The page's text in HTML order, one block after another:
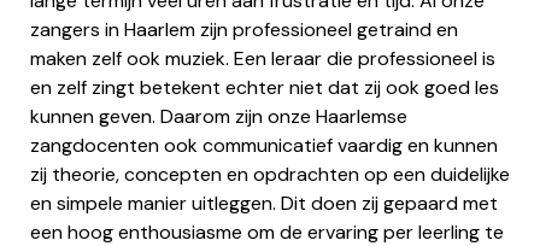
zangers in Haarlem zijn professioneel getraind en
maken zelf ook muziek. Een leraar die professioneel is
en zelf zingt betekent echter niet dat zij ook goed les
kunnen geven. Daarom zijn onze Haarlemse
zangdocenten ook communicatief vaardig en kunnen
zij theorie, concepten en opdrachten op een duidelijke
en simpele manier uitleggen. Dit doen zij gepaard met
een hoog enthousiasme om de ervaring per leerling te